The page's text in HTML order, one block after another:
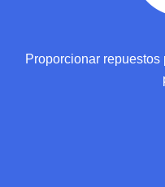
Proporcionar